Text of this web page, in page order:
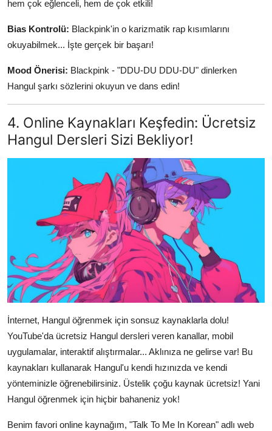
hem çok eğlenceli, hem de çok etkili!
Bias Kontrolü: Blackpink'in o karizmatik rap kısımlarını
okuyabilmek... İşte gerçek bir başarı!
Mood Önerisi: Blackpink - "DDU-DU DDU-DU" dinlerken
Hangul şarkı sözlerini okuyun ve dans edin!
4. Online Kaynakları Keşfedin: Ücretsiz
Hangul Dersleri Sizi Bekliyor!
İnternet, Hangul öğrenmek için sonsuz kaynaklarla dolu!
YouTube'da ücretsiz Hangul dersleri veren kanallar, mobil
uygulamalar, interaktif alıştırmalar... Aklınıza ne gelirse var! Bu
kaynakları kullanarak Hangul'u kendi hızınızda ve kendi
yönteminizle öğrenebilirsiniz. Üstelik çoğu kaynak ücretsiz! Yani
Hangul öğrenmek için hiçbir bahaneniz yok!
Benim favori online kaynağım, "Talk To Me In Korean" adlı web